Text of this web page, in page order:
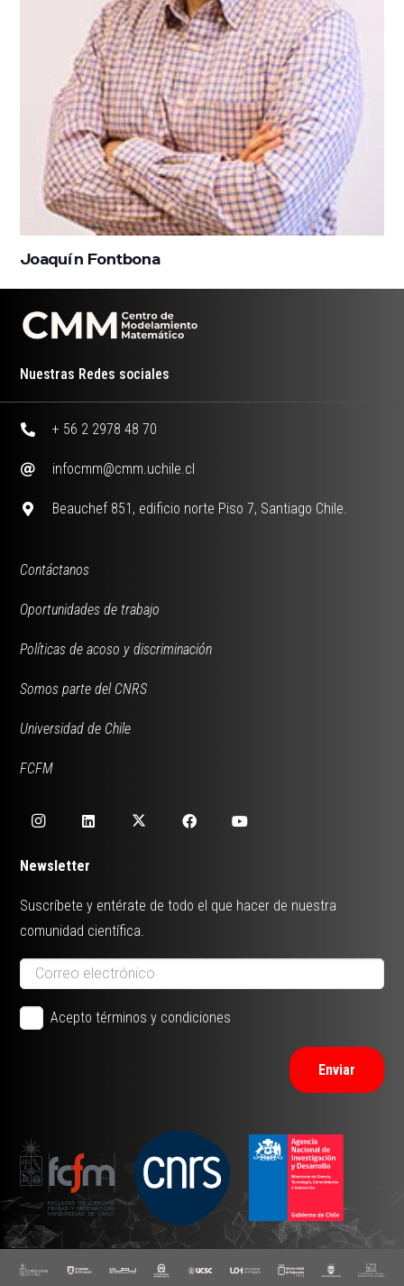
Joaquín Fontbona
Nuestras Redes sociales
+ 56 2 2978 48 70
infocmm@cmm.uchile.cl
Beauchef 851, edificio norte Piso 7, Santiago Chile.
Contáctanos
Oportunidades de trabajo
Políticas de acoso y discriminación
Somos parte del CNRS
Universidad de Chile
FCFM
Newsletter
Suscríbete y entérate de todo el que hacer de nuestra
comunidad científica.
Acepto términos y condiciones
Enviar